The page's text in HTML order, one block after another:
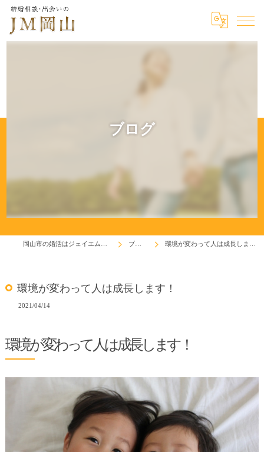
ブログ
ブログ 環境が変わって人は成長します！
環境が変わって人は成長します！
2021/04/14
環境が変わって人は成長します！